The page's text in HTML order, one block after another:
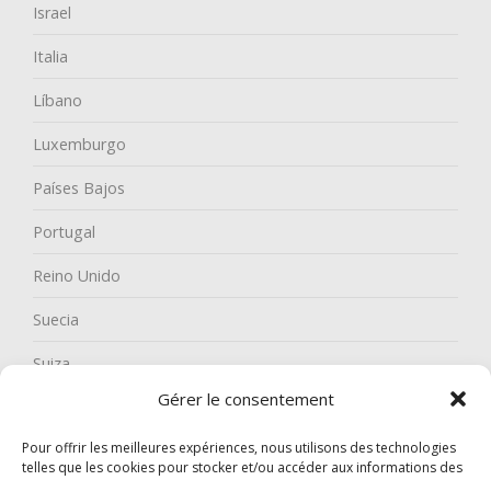
Gérer le consentement
Pour offrir les meilleures expériences, nous utilisons des technologies
telles que les cookies pour stocker et/ou accéder aux informations des
Israel
Italia
Líbano
Luxemburgo
Países Bajos
Portugal
Reino Unido
Suecia
Suiza